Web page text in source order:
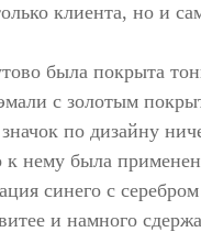
клиента, но и
была покрыта
с золотым
по дизайну
к нему была
синего с
и намного